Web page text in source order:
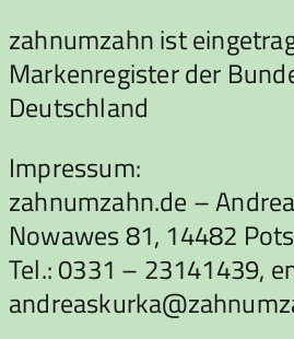
zahnumzahn ist
Markenregister der
Deutschland
Impressum:
zahnumzahn.de –
Nowawes 81, 14482
Tel.: 0331 – 23141439,